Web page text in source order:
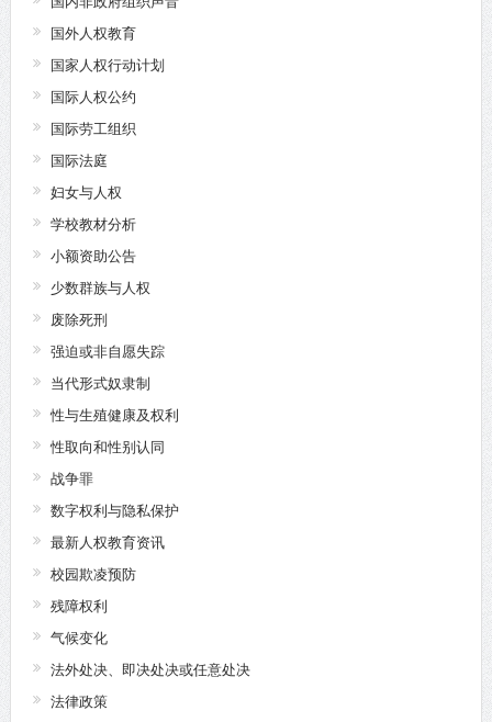
国外人权教育
国家人权行动计划
国际人权公约
国际劳工组织
国际法庭
妇女与人权
学校教材分析
小额资助公告
少数群族与人权
废除死刑
强迫或非自愿失踪
当代形式奴隶制
性与生殖健康及权利
性取向和性别认同
战争罪
数字权利与隐私保护
最新人权教育资讯
校园欺凌预防
残障权利
气候变化
法外处决、即决处决或任意处决
法律政策